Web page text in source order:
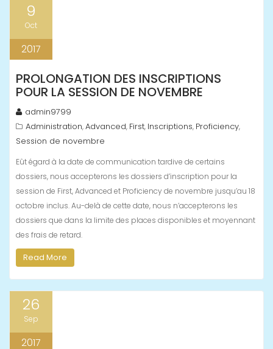
9
Oct
2017
PROLONGATION DES INSCRIPTIONS
POUR LA SESSION DE NOVEMBRE
admin9799
Administration,Advanced, First, Inscriptions, Proficiency,
Session de novembre
Eût égard à la date de communication tardive de certains
dossiers, nous accepterons les dossiers d’inscription pour la
session de First, Advanced et Proficiency de novembre jusqu’au 18
octobre inclus. Au-delà de cette date, nous n’accepterons les
dossiers que dans la limite des places disponibles et moyennant
des frais de retard.
Read More
26
Sep
2017